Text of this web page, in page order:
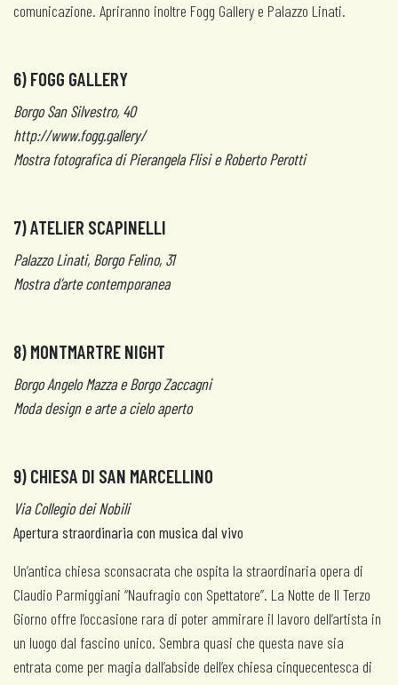
comunicazione. Apriranno inoltre Fogg Gallery e Palazzo Linati.
6) FOGG GALLERY
Borgo San Silvestro, 40
http://www.fogg.gallery/
Mostra fotografica di Pierangela Flisi e Roberto Perotti
7) ATELIER SCAPINELLI
Palazzo Linati, Borgo Felino, 31
Mostra d’arte contemporanea
8) MONTMARTRE NIGHT
Borgo Angelo Mazza e Borgo Zaccagni
Moda design e arte a cielo aperto
9) CHIESA DI SAN MARCELLINO
Via Collegio dei Nobili
Apertura straordinaria con musica dal vivo
Un’antica chiesa sconsacrata che ospita la straordinaria opera di
Claudio Parmiggiani “Naufragio con Spettatore”. La Notte de Il Terzo
Giorno offre l’occasione rara di poter ammirare il lavoro dell’artista in
un luogo dal fascino unico. Sembra quasi che questa nave sia
entrata come per magia dall’abside dell’ex chiesa cinquecentesca di